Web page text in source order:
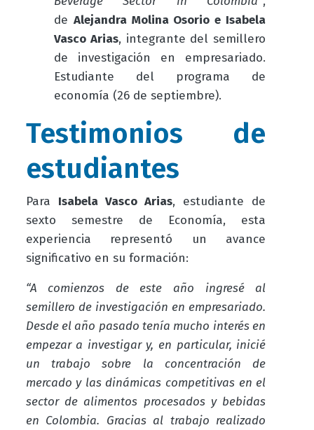
de Alejandra Molina Osorio e Isabela
Vasco Arias, integrante del semillero
de investigación en empresariado.
Estudiante del programa de
economía (26 de septiembre).
Testimonios de
estudiantes
Para Isabela Vasco Arias, estudiante de
sexto semestre de Economía, esta
experiencia representó un avance
significativo en su formación:
“A comienzos de este año ingresé al
semillero de investigación en empresariado.
Desde el año pasado tenía mucho interés en
empezar a investigar y, en particular, inicié
un trabajo sobre la concentración de
mercado y las dinámicas competitivas en el
sector de alimentos procesados y bebidas
en Colombia. Gracias al trabajo realizado